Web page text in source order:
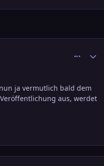
ja vermutlich bald dem
aus, werdet